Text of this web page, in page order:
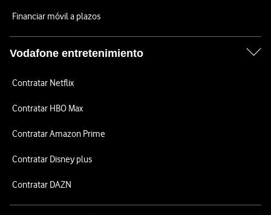
Financiar móvil a plazos
Vodafone entretenimiento
Contratar Netflix
Contratar HBO Max
Contratar Amazon Prime
Contratar Disney plus
Contratar DAZN